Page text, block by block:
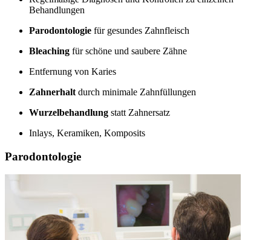
Behandlungen
Parodontologie für gesundes Zahnfleisch
Bleaching für schöne und saubere Zähne
Entfernung von Karies
Zahnerhalt durch minimale Zahnfüllungen
Wurzelbehandlung statt Zahnersatz
Inlays, Keramiken, Komposits
Parodontologie